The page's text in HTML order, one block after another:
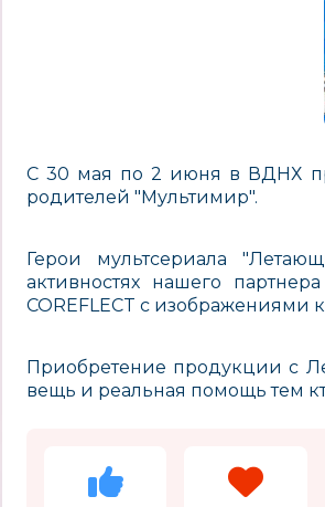
С 30 мая по 2 июня в ВДНХ
родителей "Мультимир".
Герои мультсериала
активностях нашего
COREFLECT с изображениями
Приобретение продукции с
вещь и реальная помощь тем